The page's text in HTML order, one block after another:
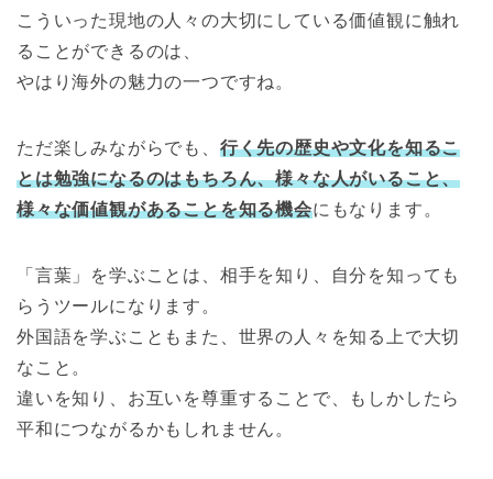
こういった現地の人々の大切にしている価値観に触れ
ることができるのは、
やはり海外の魅力の一つですね。
ただ楽しみながらでも、 行く先の歴史や文化を知るこ
とは勉強になるのはもちろん、様々な人がいること、
様々な価値観があることを知る機会にもなります。
「言葉」を学ぶことは、相手を知り、自分を知っても
らうツールになります。
外国語を学ぶこともまた、世界の人々を知る上で大切
なこと。
違いを知り、お互いを尊重することで、もしかしたら
平和につながるかもしれません。